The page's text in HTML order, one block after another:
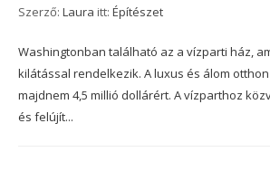
Szerző: Laura itt: Építészet
Washingtonban található az a vízparti ház,
kilátással rendelkezik. A luxus és álom
majdnem 4,5 millió dollárért. A vízparthoz
és felújít...